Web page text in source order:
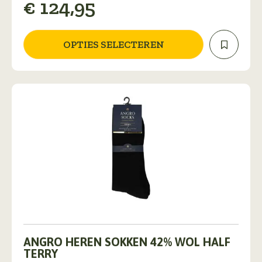
€ 124,95
OPTIES SELECTEREN
Deze
optie
gekozen
worden
op
de
ANGRO HEREN SOKKEN 42% WOL HALF
TERRY
product
heeft